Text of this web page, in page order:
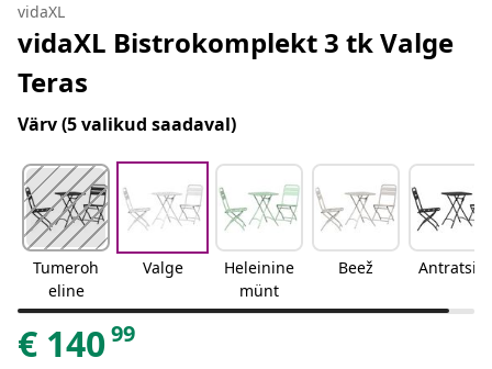
vidaXL
vidaXL Bistrokomplekt 3 tk Valge
Teras
Värv(5 valikud saadaval)
Tumeroh
eline
Valge
Heleinine
münt
Beež Antratsiit
€ 14099